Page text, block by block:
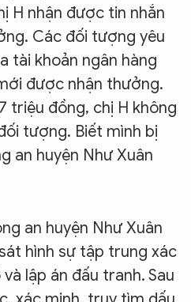
H nhận được tin nhắn
Các đối tượng yêu
tài khoản ngân hàng
được nhận thưởng.
triệu đồng, chị H không
tượng. Biết mình bị
an huyện Như Xuân
an huyện Như Xuân
hình sự tập trung xác
lập án đấu tranh. Sau